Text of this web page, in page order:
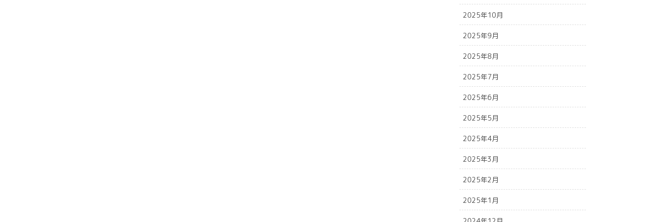
2025年10月
2025年9月
2025年8月
2025年7月
2025年6月
2025年5月
2025年4月
2025年3月
2025年2月
2025年1月